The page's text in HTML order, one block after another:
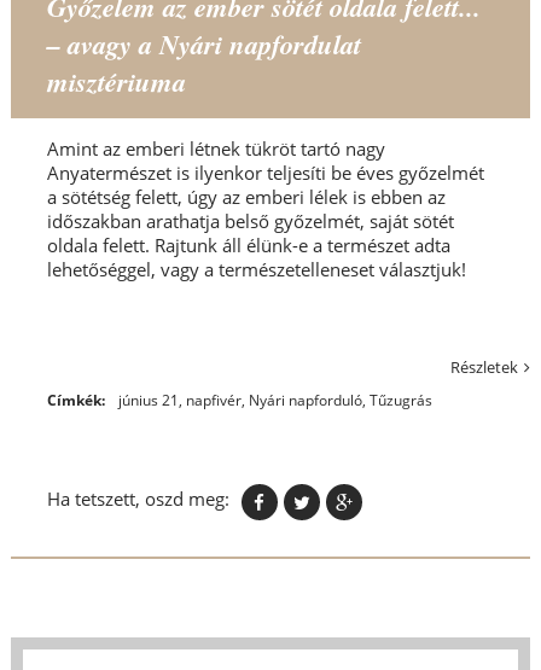
– avagy a Nyári napfordulat
misztériuma
Amint az emberi létnek tükröt tartó nagy
Anyatermészet is ilyenkor teljesíti be éves győzelmét
a sötétség felett, úgy az emberi lélek is ebben az
időszakban arathatja belső győzelmét, saját sötét
oldala felett. Rajtunk áll élünk-e a természet adta
lehetőséggel, vagy a természetelleneset választjuk!
Részletek
Címkék: június 21, napfivér, Nyári napforduló, Tűzugrás
Ha tetszett, oszd meg: